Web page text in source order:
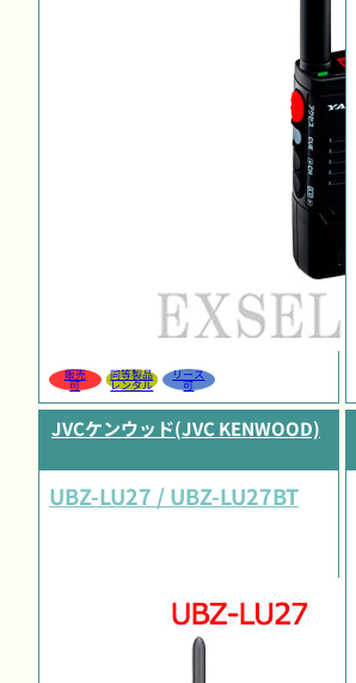
販売
可
同等製品
レンタル
リース
可
JVCケンウッド(JVC KENWOOD)
UBZ-LU27 / UBZ-LU27BT